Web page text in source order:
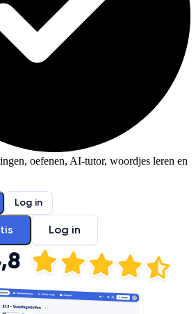
oefenen, AI-tutor, woordjes leren en
Log in
Log in